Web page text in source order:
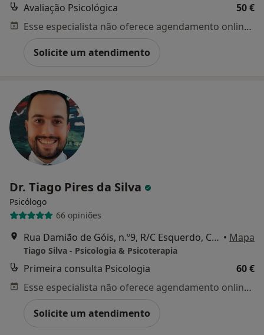
Avaliação Psicológica
50 €
Esse especialista não oferece agendamento online para esse endereço.
Solicite um atendimento
Dr. Tiago Pires da Silva
Psicólogo
66 opiniões
Rua Damião de Góis, n.º9, R/C Esquerdo, Cruz de Pau, Amora, Amora • Mapa
Tiago Silva - Psicologia & Psicoterapia
Primeira consulta Psicologia
60 €
Esse especialista não oferece agendamento online para esse endereço.
Solicite um atendimento